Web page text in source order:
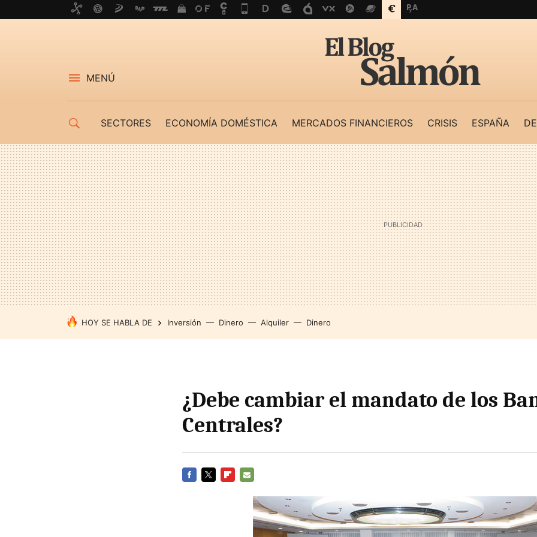
MENÚ
SECTORES ECONOMÍA DOMÉSTICA MERCADOS FINANCIEROS CRISIS ESPAÑA
HOY SE HABLA DE Inversión Dinero Alquiler Dinero
¿Debe cambiar el mandato de los
Centrales?
MAIL